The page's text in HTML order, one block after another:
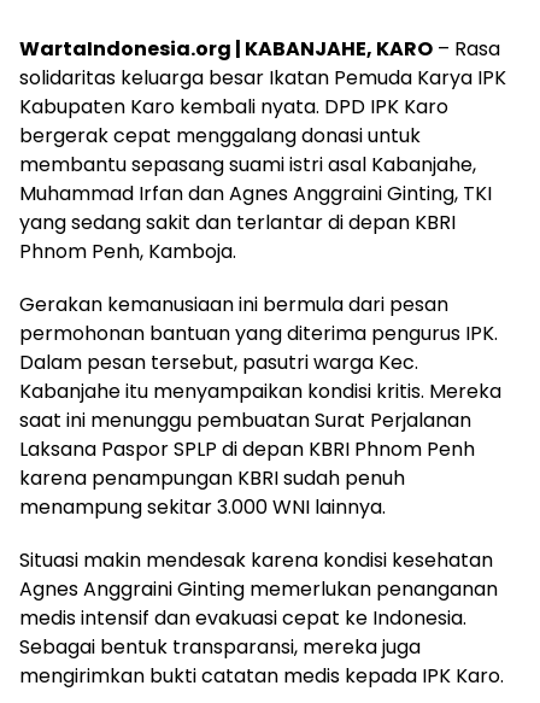
WartaIndonesia.org | KABANJAHE, KARO – Rasa
solidaritas keluarga besar Ikatan Pemuda Karya IPK
Kabupaten Karo kembali nyata. DPD IPK Karo
bergerak cepat menggalang donasi untuk
membantu sepasang suami istri asal Kabanjahe,
Muhammad Irfan dan Agnes Anggraini Ginting, TKI
yang sedang sakit dan terlantar di depan KBRI
Phnom Penh, Kamboja.
Gerakan kemanusiaan ini bermula dari pesan
permohonan bantuan yang diterima pengurus IPK.
Dalam pesan tersebut, pasutri warga Kec.
Kabanjahe itu menyampaikan kondisi kritis. Mereka
saat ini menunggu pembuatan Surat Perjalanan
Laksana Paspor SPLP di depan KBRI Phnom Penh
karena penampungan KBRI sudah penuh
menampung sekitar 3.000 WNI lainnya.
Situasi makin mendesak karena kondisi kesehatan
Agnes Anggraini Ginting memerlukan penanganan
medis intensif dan evakuasi cepat ke Indonesia.
Sebagai bentuk transparansi, mereka juga
mengirimkan bukti catatan medis kepada IPK Karo.